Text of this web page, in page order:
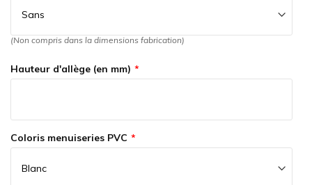
(Non compris dans la dimensions fabrication)
Hauteur d'allège (en mm)
Coloris menuiseries PVC